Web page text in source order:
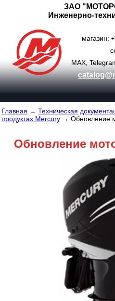
ЗАО
Инженерно-
магазин:
MAX,
Главная → Техническая
продуктах Mercury → Обновление
Обновление